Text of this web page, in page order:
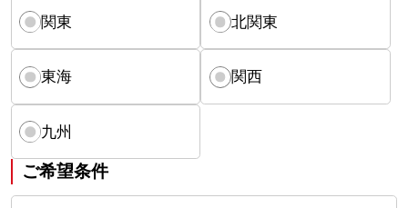
関東 北関東
東海 関西
九州
ご希望条件